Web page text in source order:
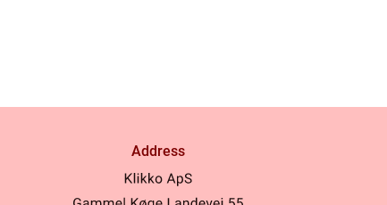
Address